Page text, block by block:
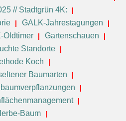
// Stadtgrün 4K:
GALK-Jahrestagungen
Oldtimer
Gartenschauen
Standorte
Koch
Baumarten
Baum